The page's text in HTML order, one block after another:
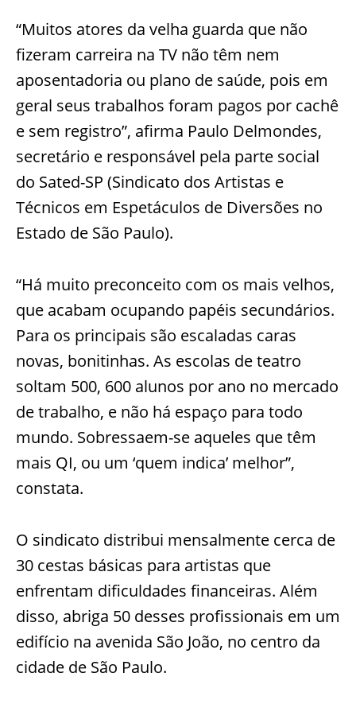
“Muitos atores da velha guarda que não
fizeram carreira na TV não têm nem
aposentadoria ou plano de saúde, pois em
geral seus trabalhos foram pagos por cachê
e sem registro”, afirma Paulo Delmondes,
secretário e responsável pela parte social
do Sated-SP (Sindicato dos Artistas e
Técnicos em Espetáculos de Diversões no
Estado de São Paulo).
“Há muito preconceito com os mais velhos,
que acabam ocupando papéis secundários.
Para os principais são escaladas caras
novas, bonitinhas. As escolas de teatro
soltam 500, 600 alunos por ano no mercado
de trabalho, e não há espaço para todo
mundo. Sobressaem-se aqueles que têm
mais QI, ou um ‘quem indica’ melhor”,
constata.
O sindicato distribui mensalmente cerca de
30 cestas básicas para artistas que
enfrentam dificuldades financeiras. Além
disso, abriga 50 desses profissionais em um
edifício na avenida São João, no centro da
cidade de São Paulo.